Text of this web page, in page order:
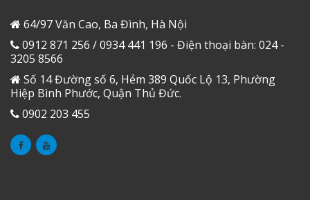
64/97 Văn Cao, Ba Đình, Hà Nội
0912 871 256 / 0934 441 196 - Điện thoại bàn: 024 -
3205 8566
Số 14 Đường số 6, Hẻm 389 Quốc Lộ 13, Phường
Hiệp Bình Phước, Quận Thủ Đức.
0902 203 455